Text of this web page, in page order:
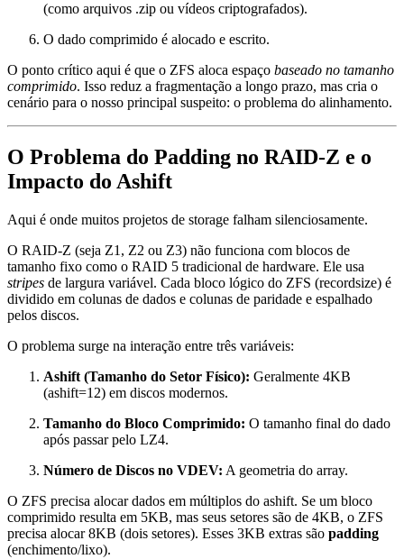
(como arquivos .zip ou vídeos criptografados).
O dado comprimido é alocado e escrito.
O ponto crítico aqui é que o ZFS aloca espaço baseado no tamanho
comprimido. Isso reduz a fragmentação a longo prazo, mas cria o
cenário para o nosso principal suspeito: o problema do alinhamento.
O Problema do Padding no RAID-Z e o
Impacto do Ashift
Aqui é onde muitos projetos de storage falham silenciosamente.
O RAID-Z (seja Z1, Z2 ou Z3) não funciona com blocos de
tamanho fixo como o RAID 5 tradicional de hardware. Ele usa
stripes de largura variável. Cada bloco lógico do ZFS (recordsize) é
dividido em colunas de dados e colunas de paridade e espalhado
pelos discos.
O problema surge na interação entre três variáveis:
Ashift (Tamanho do Setor Físico): Geralmente 4KB
(ashift=12) em discos modernos.
Tamanho do Bloco Comprimido: O tamanho final do dado
após passar pelo LZ4.
Número de Discos no VDEV: A geometria do array.
O ZFS precisa alocar dados em múltiplos do ashift. Se um bloco
comprimido resulta em 5KB, mas seus setores são de 4KB, o ZFS
precisa alocar 8KB (dois setores). Esses 3KB extras são padding
(enchimento/lixo).